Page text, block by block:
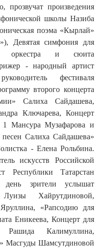
прозвучат произведения
школы Назиба
поэма «Кырлай»
Девятая симфония для
оркестра и сюита
- народный артист
фестиваля
второго концерта
Салиха Сайдашева,
Ключарева, Концерт
Мансура Музафарова и
Салиха Сайдашева»
- Елена Рольбина.
искусств Российской
Республики Татарстан
зрители услышат
Хайрутдиновой,
«Рапсодию для
Еникеева, Концерт для
Калимуллина,
Масгуды Шамсутдиновой